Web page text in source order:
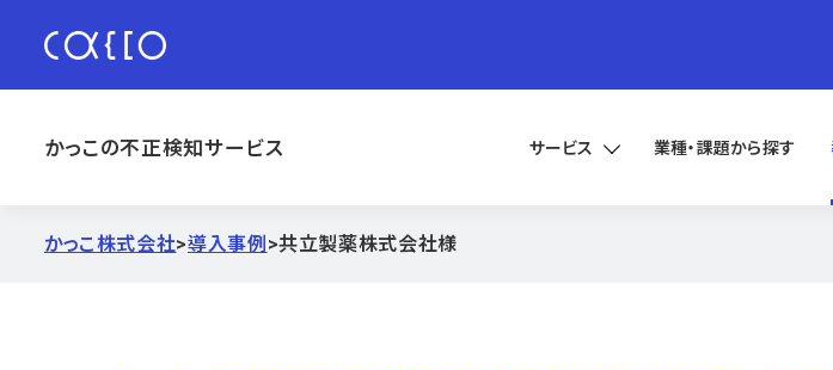
かっこの不正検知サービス サービス 業種・課題から探す
かっこ株式会社>導入事例 >共立製薬株式会社様